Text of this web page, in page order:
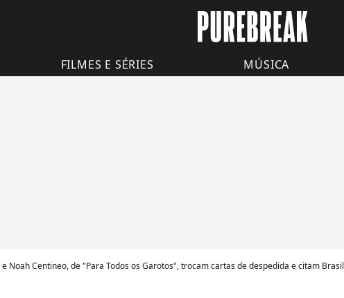
FILMES E SÉRIES MÚSICA
e Noah Centineo, de "Para Todos os Garotos", trocam cartas de despedida e citam Brasil